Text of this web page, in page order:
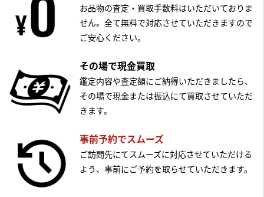
お品物の査定・買取手数料はいただいておりま
せん。全て無料で対応させていただきますので
ご安心ください。
その場で現金買取
鑑定内容や査定額にご納得いただきましたら、
その場で現金または振込にて買取させていただ
きます。
事前予約でスムーズ
ご訪問先にてスムーズに対応させていただける
よう、事前にご予約を取らせていただきます。